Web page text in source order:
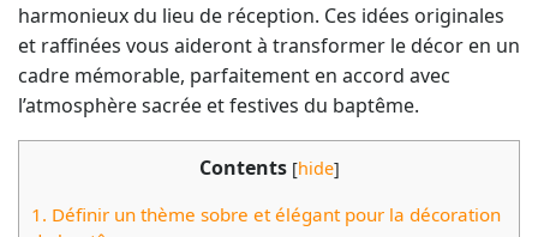
harmonieux du lieu de réception. Ces idées originales
et raffinées vous aideront à transformer le décor en un
cadre mémorable, parfaitement en accord avec
l’atmosphère sacrée et festives du baptême.
Contents [hide]
1. Définir un thème sobre et élégant pour la décoration